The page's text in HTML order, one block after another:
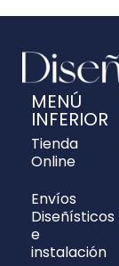
MENÚ
INFERIOR
Tienda
Online
Envíos
Diseñísticos
e
instalación